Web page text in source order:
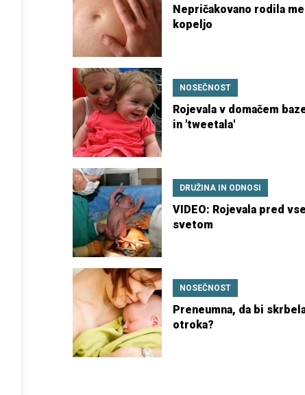
Nepričakovano rodila
kopeljo
NOSEČNOST
Rojevala v domačem
in 'tweetala'
DRUŽINA IN ODNOSI
VIDEO: Rojevala pred
svetom
NOSEČNOST
Preneumna, da bi
otroka?